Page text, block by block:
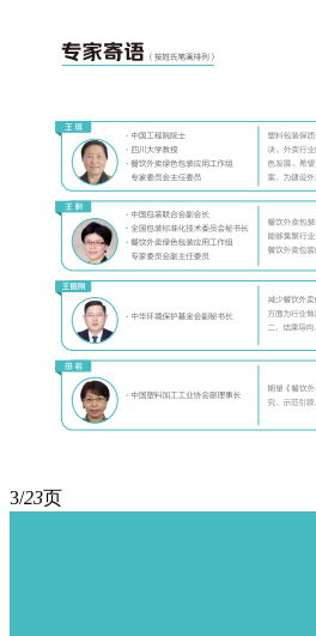
3/23页